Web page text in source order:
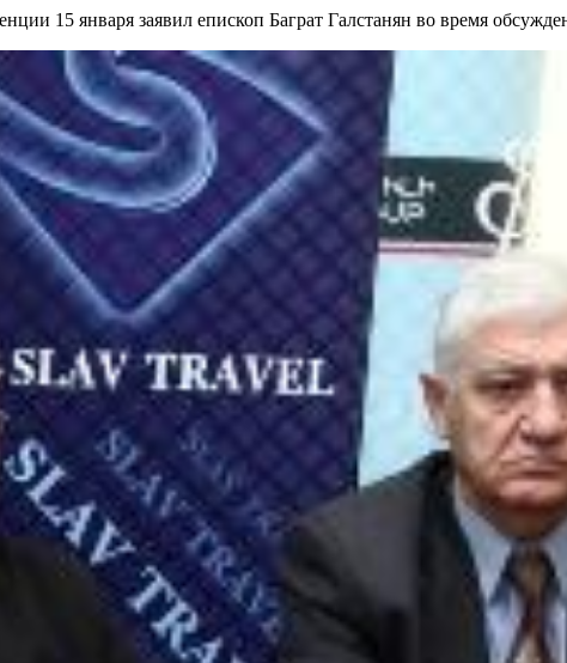
15 января заявил епископ Баграт Галстанян во время